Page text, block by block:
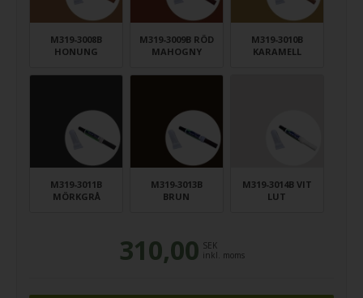
M319-3008B
HONUNG
M319-3009B RÖD
MAHOGNY
M319-3010B
KARAMELL
M319-3011B
MÖRKGRÅ
M319-3013B
BRUN
M319-3014B VIT
LUT
310,00 SEK
inkl. moms